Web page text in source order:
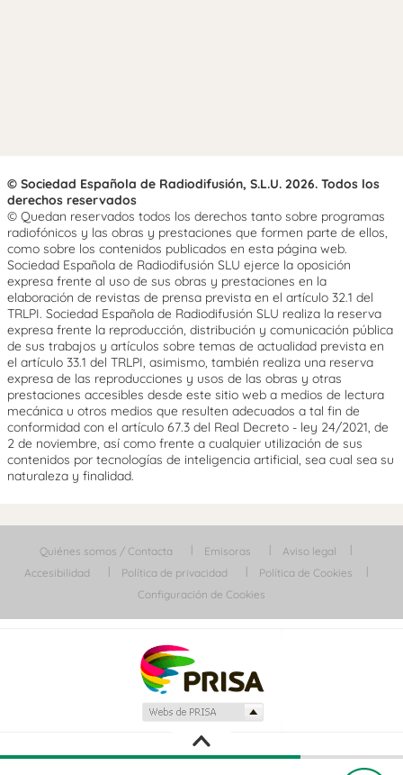
© Sociedad Española de Radiodifusión, S.L.U. 2026. Todos los
derechos reservados
© Quedan reservados todos los derechos tanto sobre programas
radiofónicos y las obras y prestaciones que formen parte de ellos,
como sobre los contenidos publicados en esta página web.
Sociedad Española de Radiodifusión SLU ejerce la oposición
expresa frente al uso de sus obras y prestaciones en la
elaboración de revistas de prensa prevista en el artículo 32.1 del
TRLPI. Sociedad Española de Radiodifusión SLU realiza la reserva
expresa frente la reproducción, distribución y comunicación pública
de sus trabajos y artículos sobre temas de actualidad prevista en
el artículo 33.1 del TRLPI, asimismo, también realiza una reserva
expresa de las reproducciones y usos de las obras y otras
prestaciones accesibles desde este sitio web a medios de lectura
mecánica u otros medios que resulten adecuados a tal fin de
conformidad con el artículo 67.3 del Real Decreto - ley 24/2021, de
2 de noviembre, así como frente a cualquier utilización de sus
contenidos por tecnologías de inteligencia artificial, sea cual sea su
naturaleza y finalidad.
Quiénes somos / Contacta Emisoras
Aviso legal
Accesibilidad
Política de privacidad
Política de Cookies
Configuración de Cookies